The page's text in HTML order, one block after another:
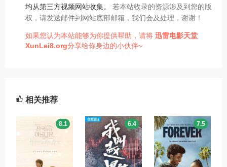
均从第三方视频网站收集。 若本站收录的资源涉及到您的版
权，请发送邮件到网站底部邮箱，我们会及处理，谢谢！
如果您认为本站能够为你提供帮助，请将 迅雷电影天堂
XunLei8.org分享给你身边的小伙伴~
相关推荐
8.1 6.4 7.5